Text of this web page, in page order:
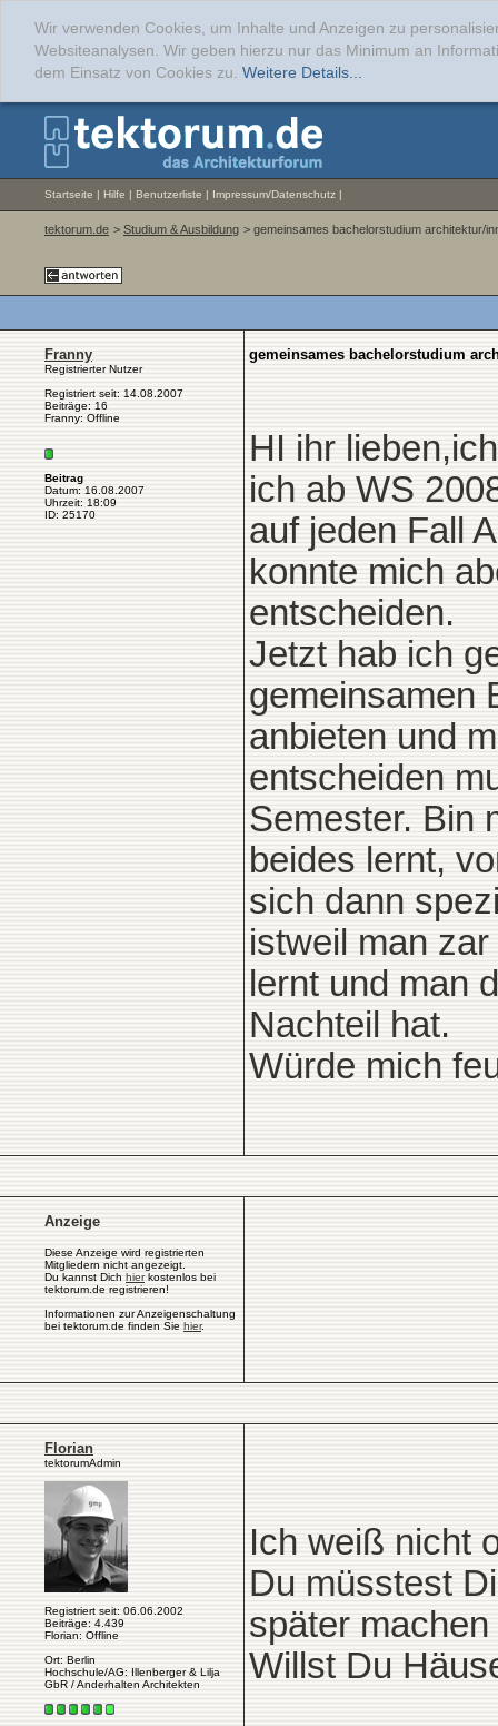
Wir verwenden Cookies, um Inhalte und Anzeigen zu
Websiteanalysen. Wir geben hierzu nur das Minimum an
dem Einsatz von Cookies zu. Weitere Details...
Startseite | Hilfe | Benutzerliste | Impressum/Datenschutz |
tektorum.de > Studium & Ausbildung > gemeinsames bachelorstudium architektur/
Franny
Registrierter Nutzer
Registriert seit: 14.08.2007
Beiträge: 16
Franny: Offline
Beitrag
Datum: 16.08.2007
Uhrzeit: 18:09
ID: 25170
gemeinsames bachelorstudium
HI ihr
ich ab WS
auf jeden Fall
konnte mich
entscheiden.
Jetzt hab ich
gemeinsamen
anbieten und
entscheiden
Semester. Bin
beides lernt,
sich dann
istweil man
lernt und man
Nachteil hat.
Würde mich
Anzeige
Diese Anzeige wird registrierten
Mitgliedern nicht angezeigt.
Du kannst Dich hierkostenlos bei
tektorum.de registrieren!
Informationen zur Anzeigenschaltung
bei tektorum.de finden Sie hier.
Florian
tektorumAdmin
Registriert seit: 06.06.2002
Beiträge: 4.439
Florian: Offline
Ort: Berlin
Hochschule/AG: Illenberger & Lilja
GbR / Anderhalten Architekten
Ich weiß nicht
Du müsstest
später
Willst Du